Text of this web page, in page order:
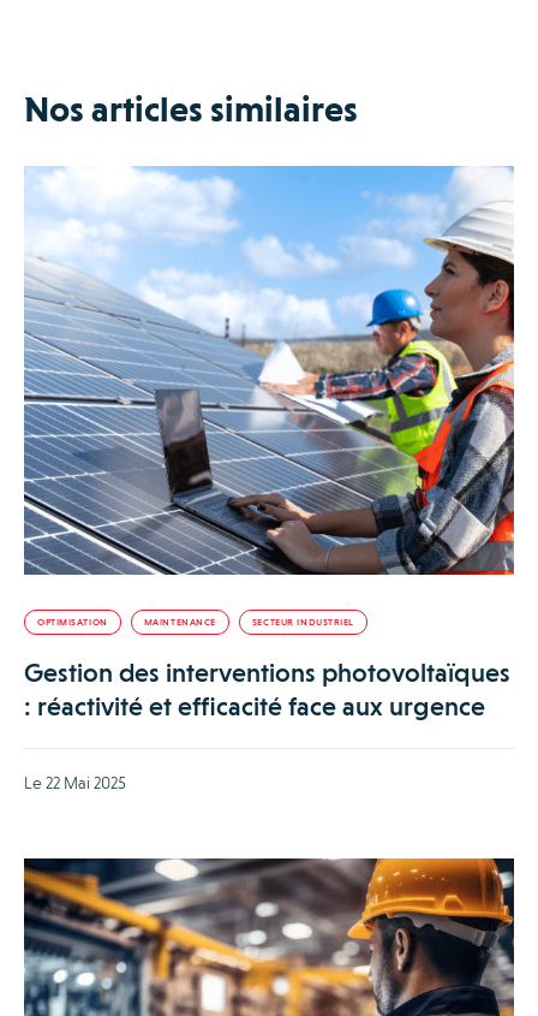
Nos articles similaires
OPTIMISATION MAINTENANCE SECTEUR INDUSTRIEL
Gestion des interventions photovoltaïques
: réactivité et efficacité face aux urgence
Le 22 Mai 2025